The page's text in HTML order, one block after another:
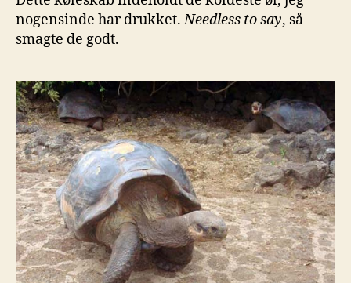
nogensinde har drukket.Needless to say, så
smagte de godt.